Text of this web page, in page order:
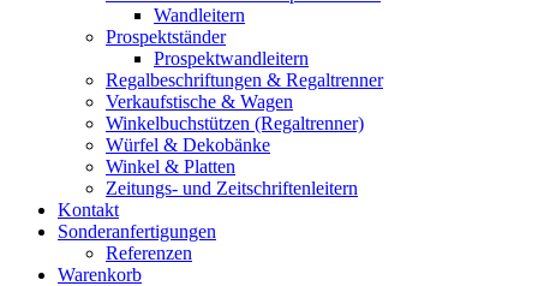
Wandleitern
Prospektständer
Prospektwandleitern
Regalbeschriftungen & Regaltrenner
Verkaufstische & Wagen
Winkelbuchstützen (Regaltrenner)
Würfel & Dekobänke
Winkel & Platten
Zeitungs- und Zeitschriftenleitern
Kontakt
Sonderanfertigungen
Referenzen
Warenkorb